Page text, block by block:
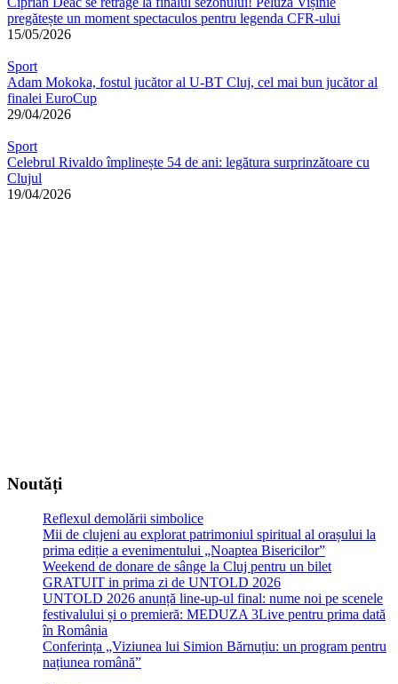
pregătește un moment spectaculos pentru legenda CFR-ului
15/05/2026
Sport
Adam Mokoka, fostul jucător al U-BT Cluj, cel mai bun jucător al
finalei EuroCup
29/04/2026
Sport
Celebrul Rivaldo împlinește 54 de ani: legătura surprinzătoare cu
Clujul
19/04/2026
Noutăți
Reflexul demolării simbolice
Mii de clujeni au explorat patrimoniul spiritual al orașului la
prima ediție a evenimentului „Noaptea Bisericilor”
Weekend de donare de sânge la Cluj pentru un bilet
GRATUIT in prima zi de UNTOLD 2026
UNTOLD 2026 anunță line-up-ul final: nume noi pe scenele
festivalului și o premieră: MEDUZA 3Live pentru prima dată
în România
Conferința „Viziunea lui Simion Bărnuțiu: un program pentru
națiunea română”